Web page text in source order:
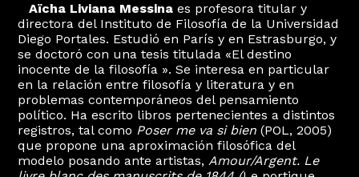
Aïcha Liviana Messinaes profesora titular y
directora del Instituto de Filosofía de la Universidad
Diego Portales. Estudió en París y en Estrasburgo, y
se doctoró con una tesis titulada «El destino
inocente de la filosofía ». Se interesa en particular
en la relación entre filosofía y literatura y en
problemas contemporáneos del pensamiento
político. Ha escrito libros pertenecientes a distintos
registros, tal como Poser me va si bien (POL, 2005)
que propone una aproximación filosófica del
modelo posando ante artistas,Amour/Argent. Le